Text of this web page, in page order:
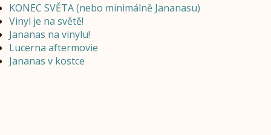
KONEC SVĚTA (nebo minimálně Jananasu)
Vinyl je na světě!
Jananas na vinylu!
Lucerna aftermovie
Jananas v kostce